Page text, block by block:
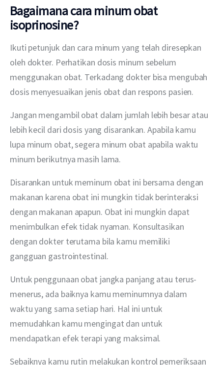
Bagaimana cara minum obat
isoprinosine?
Ikuti petunjuk dan cara minum yang telah diresepkan
oleh dokter. Perhatikan dosis minum sebelum
menggunakan obat. Terkadang dokter bisa mengubah
dosis menyesuaikan jenis obat dan respons pasien.
Jangan mengambil obat dalam jumlah lebih besar atau
lebih kecil dari dosis yang disarankan. Apabila kamu
lupa minum obat, segera minum obat apabila waktu
minum berikutnya masih lama.
Disarankan untuk meminum obat ini bersama dengan
makanan karena obat ini mungkin tidak berinteraksi
dengan makanan apapun. Obat ini mungkin dapat
menimbulkan efek tidak nyaman. Konsultasikan
dengan dokter terutama bila kamu memiliki
gangguan gastrointestinal.
Untuk penggunaan obat jangka panjang atau terus-
menerus, ada baiknya kamu meminumnya dalam
waktu yang sama setiap hari. Hal ini untuk
memudahkan kamu mengingat dan untuk
mendapatkan efek terapi yang maksimal.
Sebaiknya kamu rutin melakukan kontrol pemeriksaan